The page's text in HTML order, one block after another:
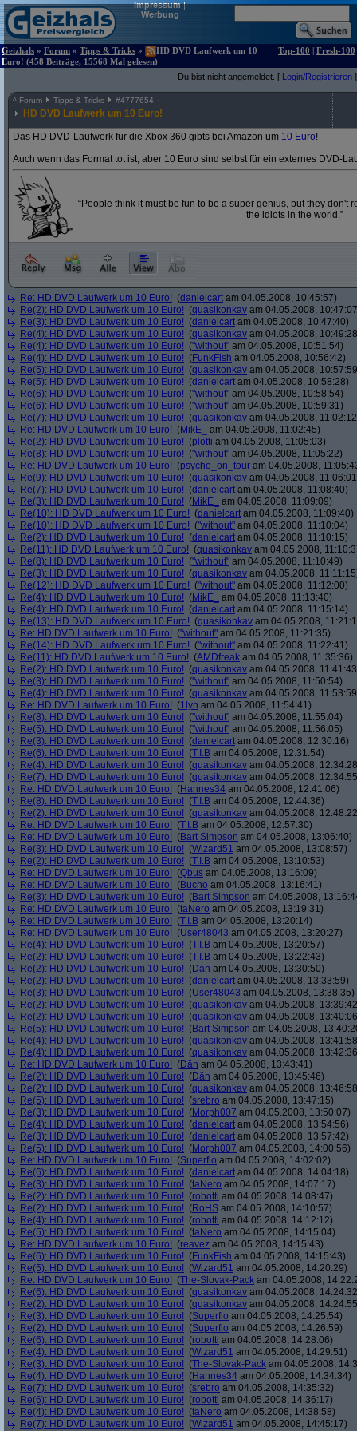
Impressum|
Werbung
Geizhals » Forum » Tipps & Tricks »
HD DVD Laufwerk um 10
Euro! (458 Beiträge, 15568 Mal gelesen)
Top-100 | Fresh-100
Du bist nicht angemeldet. [ Login/Registrieren ]
^ Forum Tipps & Tricks #4777654
HD DVD Laufwerk um 10 Euro!
Das HD DVD-Laufwerk für die Xbox 360 gibts bei Amazon um 10 Euro!
Auch wenn das Format tot ist, aber 10 Euro sind selbst für ein externes DVD-
“People think it must be fun to be a super genius, but they don't
the idiots in the world.”
Re: HD DVD Laufwerk um 10 Euro! (danielcart am 04.05.2008, 10:45:57)
Re(2): HD DVD Laufwerk um 10 Euro! (quasikonkav am 04.05.2008,
Re(3): HD DVD Laufwerk um 10 Euro! (danielcart am 04.05.2008, 10:47:40)
Re(4): HD DVD Laufwerk um 10 Euro! (quasikonkav am 04.05.2008,
Re(4): HD DVD Laufwerk um 10 Euro! ("without" am 04.05.2008, 10:51:54)
Re(4): HD DVD Laufwerk um 10 Euro! (FunkFish am 04.05.2008, 10:56:42)
Re(5): HD DVD Laufwerk um 10 Euro! (quasikonkav am 04.05.2008,
Re(5): HD DVD Laufwerk um 10 Euro! (danielcart am 04.05.2008, 10:58:28)
Re(6): HD DVD Laufwerk um 10 Euro! ("without" am 04.05.2008, 10:58:54)
Re(6): HD DVD Laufwerk um 10 Euro! ("without" am 04.05.2008, 10:59:31)
Re(7): HD DVD Laufwerk um 10 Euro! (quasikonkav am 04.05.2008,
Re: HD DVD Laufwerk um 10 Euro! (MikE_
am 04.05.2008, 11:02:45)
Re(2): HD DVD Laufwerk um 10 Euro! (plotti am 04.05.2008, 11:05:03)
Re(8): HD DVD Laufwerk um 10 Euro! ("without" am 04.05.2008, 11:05:22)
Re: HD DVD Laufwerk um 10 Euro! (psycho_on_tour am 04.05.2008,
Re(9): HD DVD Laufwerk um 10 Euro! (quasikonkav am 04.05.2008,
Re(7): HD DVD Laufwerk um 10 Euro! (danielcart am 04.05.2008, 11:08:40)
Re(3): HD DVD Laufwerk um 10 Euro! (MikE_
am 04.05.2008, 11:09:09)
Re(10): HD DVD Laufwerk um 10 Euro! (danielcart am 04.05.2008, 11:09:40)
Re(10): HD DVD Laufwerk um 10 Euro! ("without" am 04.05.2008, 11:10:04)
Re(2): HD DVD Laufwerk um 10 Euro! (danielcart am 04.05.2008, 11:10:15)
Re(11): HD DVD Laufwerk um 10 Euro! (quasikonkav am 04.05.2008,
Re(8): HD DVD Laufwerk um 10 Euro! ("without" am 04.05.2008, 11:10:49)
Re(3): HD DVD Laufwerk um 10 Euro! (quasikonkav am 04.05.2008,
Re(12): HD DVD Laufwerk um 10 Euro! ("without" am 04.05.2008, 11:12:00)
Re(4): HD DVD Laufwerk um 10 Euro! (MikE_
am 04.05.2008, 11:13:40)
Re(4): HD DVD Laufwerk um 10 Euro! (danielcart am 04.05.2008, 11:15:14)
Re(13): HD DVD Laufwerk um 10 Euro! (quasikonkav am 04.05.2008,
Re: HD DVD Laufwerk um 10 Euro! ("without" am 04.05.2008, 11:21:35)
Re(14): HD DVD Laufwerk um 10 Euro! ("without" am 04.05.2008, 11:22:41)
Re(11): HD DVD Laufwerk um 10 Euro! (AMDfreak am 04.05.2008, 11:35:36)
Re(2): HD DVD Laufwerk um 10 Euro! (quasikonkav am 04.05.2008,
Re(3): HD DVD Laufwerk um 10 Euro! ("without" am 04.05.2008, 11:50:54)
Re(4): HD DVD Laufwerk um 10 Euro! (quasikonkav am 04.05.2008,
Re: HD DVD Laufwerk um 10 Euro! (1lyn am 04.05.2008, 11:54:41)
Re(8): HD DVD Laufwerk um 10 Euro! ("without" am 04.05.2008, 11:55:04)
Re(5): HD DVD Laufwerk um 10 Euro! ("without" am 04.05.2008, 11:56:05)
Re(3): HD DVD Laufwerk um 10 Euro! (danielcart am 04.05.2008, 12:30:16)
Re(6): HD DVD Laufwerk um 10 Euro! (T.I.B am 04.05.2008, 12:31:54)
Re(4): HD DVD Laufwerk um 10 Euro! (quasikonkav am 04.05.2008,
Re(7): HD DVD Laufwerk um 10 Euro! (quasikonkav am 04.05.2008,
Re: HD DVD Laufwerk um 10 Euro! (Hannes34 am 04.05.2008, 12:41:06)
Re(8): HD DVD Laufwerk um 10 Euro! (T.I.B am 04.05.2008, 12:44:36)
Re(2): HD DVD Laufwerk um 10 Euro! (quasikonkav am 04.05.2008,
Re: HD DVD Laufwerk um 10 Euro! (T.I.B am 04.05.2008, 12:57:30)
Re: HD DVD Laufwerk um 10 Euro! (Bart Simpson am 04.05.2008, 13:06:40)
Re(3): HD DVD Laufwerk um 10 Euro! (Wizard51 am 04.05.2008, 13:08:57)
Re(2): HD DVD Laufwerk um 10 Euro! (T.I.B am 04.05.2008, 13:10:53)
Re: HD DVD Laufwerk um 10 Euro! (Qbus am 04.05.2008, 13:16:09)
Re: HD DVD Laufwerk um 10 Euro! (Bucho am 04.05.2008, 13:16:41)
Re(3): HD DVD Laufwerk um 10 Euro! (Bart Simpson am 04.05.2008,
Re: HD DVD Laufwerk um 10 Euro! (taNero am 04.05.2008, 13:19:31)
Re: HD DVD Laufwerk um 10 Euro! (T.I.B am 04.05.2008, 13:20:14)
Re: HD DVD Laufwerk um 10 Euro! (User48043 am 04.05.2008, 13:20:27)
Re(4): HD DVD Laufwerk um 10 Euro! (T.I.B am 04.05.2008, 13:20:57)
Re(2): HD DVD Laufwerk um 10 Euro! (T.I.B am 04.05.2008, 13:22:43)
Re(2): HD DVD Laufwerk um 10 Euro! (Dän am 04.05.2008, 13:30:50)
Re(2): HD DVD Laufwerk um 10 Euro! (danielcart am 04.05.2008, 13:33:59)
Re(3): HD DVD Laufwerk um 10 Euro! (User48043 am 04.05.2008, 13:38:35)
Re(2): HD DVD Laufwerk um 10 Euro! (quasikonkav am 04.05.2008,
Re(2): HD DVD Laufwerk um 10 Euro! (quasikonkav am 04.05.2008,
Re(5): HD DVD Laufwerk um 10 Euro! (Bart Simpson am 04.05.2008,
Re(4): HD DVD Laufwerk um 10 Euro! (quasikonkav am 04.05.2008,
Re(4): HD DVD Laufwerk um 10 Euro! (quasikonkav am 04.05.2008,
Re: HD DVD Laufwerk um 10 Euro! (Dän am 04.05.2008, 13:43:41)
Re(2): HD DVD Laufwerk um 10 Euro! (Dän am 04.05.2008, 13:45:46)
Re(2): HD DVD Laufwerk um 10 Euro! (quasikonkav am 04.05.2008,
Re(5): HD DVD Laufwerk um 10 Euro! (srebro am 04.05.2008, 13:47:15)
Re(3): HD DVD Laufwerk um 10 Euro! (Morph007 am 04.05.2008, 13:50:07)
Re(4): HD DVD Laufwerk um 10 Euro! (danielcart am 04.05.2008, 13:54:56)
Re(3): HD DVD Laufwerk um 10 Euro! (danielcart am 04.05.2008, 13:57:42)
Re(5): HD DVD Laufwerk um 10 Euro! (Morph007 am 04.05.2008, 14:00:56)
Re: HD DVD Laufwerk um 10 Euro! (Superflo am 04.05.2008, 14:02:02)
Re(6): HD DVD Laufwerk um 10 Euro! (danielcart am 04.05.2008, 14:04:18)
Re(3): HD DVD Laufwerk um 10 Euro! (taNero am 04.05.2008, 14:07:17)
Re(2): HD DVD Laufwerk um 10 Euro! (robotti am 04.05.2008, 14:08:47)
Re(2): HD DVD Laufwerk um 10 Euro! (RoHS am 04.05.2008, 14:10:57)
Re(4): HD DVD Laufwerk um 10 Euro! (robotti am 04.05.2008, 14:12:12)
Re(5): HD DVD Laufwerk um 10 Euro! (taNero am 04.05.2008, 14:15:04)
Re: HD DVD Laufwerk um 10 Euro! (reavez am 04.05.2008, 14:15:43)
Re(6): HD DVD Laufwerk um 10 Euro! (FunkFish am 04.05.2008, 14:15:43)
Re(5): HD DVD Laufwerk um 10 Euro! (Wizard51 am 04.05.2008, 14:20:29)
Re: HD DVD Laufwerk um 10 Euro! (The-Slovak-Pack am 04.05.2008,
Re(6): HD DVD Laufwerk um 10 Euro! (quasikonkav am 04.05.2008,
Re(2): HD DVD Laufwerk um 10 Euro! (quasikonkav am 04.05.2008,
Re(3): HD DVD Laufwerk um 10 Euro! (Superflo am 04.05.2008, 14:25:54)
Re(2): HD DVD Laufwerk um 10 Euro! (Superflo am 04.05.2008, 14:26:59)
Re(6): HD DVD Laufwerk um 10 Euro! (robotti am 04.05.2008, 14:28:06)
Re(4): HD DVD Laufwerk um 10 Euro! (Wizard51 am 04.05.2008, 14:29:51)
Re(3): HD DVD Laufwerk um 10 Euro! (The-Slovak-Pack am 04.05.2008,
Re(4): HD DVD Laufwerk um 10 Euro! (Hannes34 am 04.05.2008, 14:34:34)
Re(7): HD DVD Laufwerk um 10 Euro! (srebro am 04.05.2008, 14:35:32)
Re(6): HD DVD Laufwerk um 10 Euro! (robotti am 04.05.2008, 14:36:17)
Re(4): HD DVD Laufwerk um 10 Euro! (taNero am 04.05.2008, 14:38:58)
Re(7): HD DVD Laufwerk um 10 Euro! (Wizard51 am 04.05.2008, 14:45:17)